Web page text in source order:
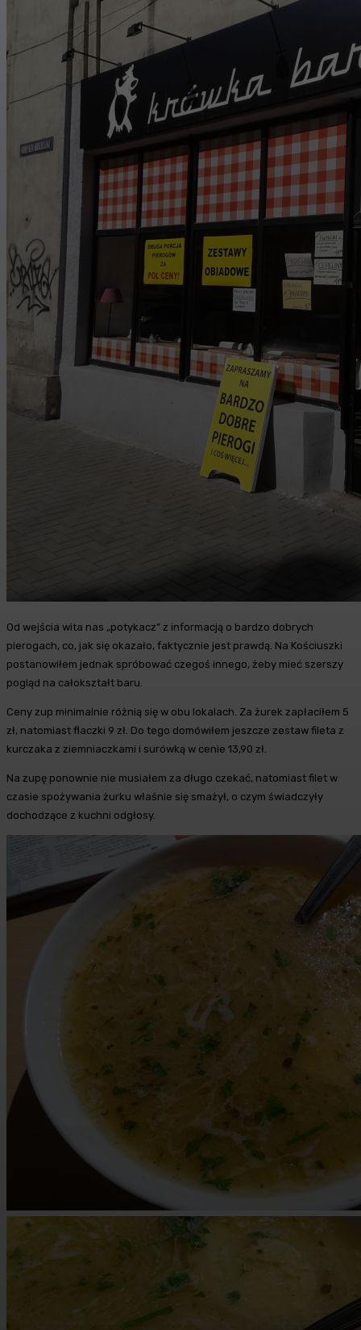
Od wejścia wita nas „potykacz” z informacją o bardzo dobrych
pierogach, co, jak się okazało, faktycznie jest prawdą. Na Kościuszki
postanowiłem jednak spróbować czegoś innego, żeby mieć szerszy
pogląd na całokształt baru.
Ceny zup minimalnie różnią się w obu lokalach. Za żurek zapłaciłem 5
zł, natomiast flaczki 9 zł. Do tego domówiłem jeszcze zestaw fileta z
kurczaka z ziemniaczkami i surówką w cenie 13,90 zł.
Na zupę ponownie nie musiałem za długo czekać, natomiast filet w
czasie spożywania żurku właśnie się smażył, o czym świadczyły
dochodzące z kuchni odgłosy.